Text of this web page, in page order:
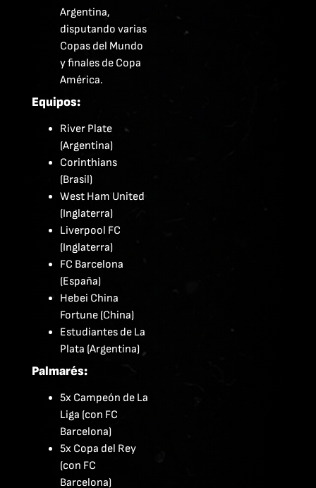
Argentina,
disputando varias
Copas del Mundo
y finales de Copa
América.
Equipos:
River Plate
(Argentina)
Corinthians
(Brasil)
West Ham United
(Inglaterra)
Liverpool FC
(Inglaterra)
FC Barcelona
(España)
Hebei China
Fortune (China)
Estudiantes de La
Plata (Argentina)
Palmarés:
5x Campeón de La
Liga (con FC
Barcelona)
5x Copa del Rey
(con FC
Barcelona)